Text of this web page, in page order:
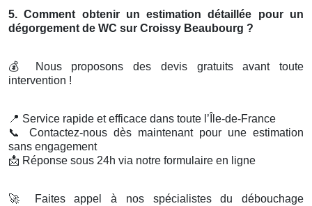
5. Comment obtenir un estimation détaillée pour un
dégorgement de WC sur Croissy Beaubourg ?
💰
Nous proposons des devis gratuits avant toute
intervention !
📍 Service rapide et efficace dans toute l’Île-de-France
📞
Contactez-nous dès maintenant pour une estimation
sans engagement
📩 Réponse sous 24h via notre formulaire en ligne
🚀
Faites appel à nos spécialistes du débouchage